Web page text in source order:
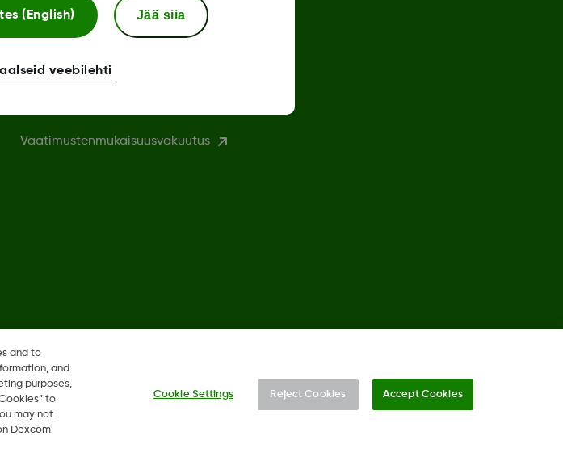
Vaatimustenmukaisuusvakuutus
and to
and
purposes,
to
may not
Dexcom
Cookie Settings Reject Cookies Accept Cookies
(English) Jää siia
veebilehti